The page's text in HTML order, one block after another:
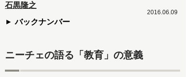
石黒隆之
バックナンバー
2016.06.09
ニーチェの語る「教育」の意義